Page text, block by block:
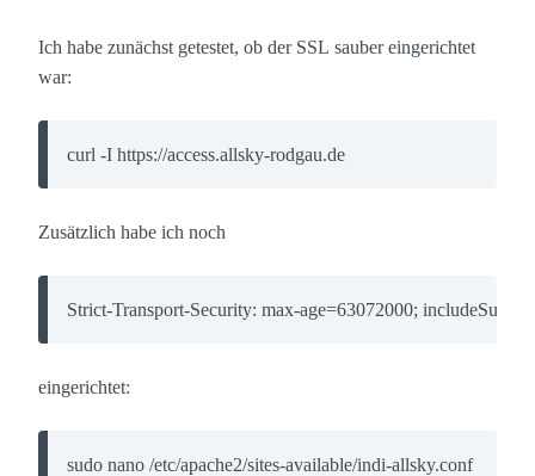
Ich habe zunächst getestet, ob der SSL sauber eingerichtet
war:
curl -I https://access.allsky-rodgau.de
Zusätzlich habe ich noch
Strict-Transport-Security: max-age=63072000;
eingerichtet:
sudo nano /etc/apache2/sites-available/indi-allsky.conf